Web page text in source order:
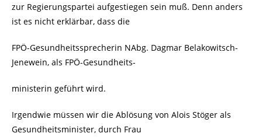
zur Regierungspartei aufgestiegen sein muß. Denn anders
ist es nicht erklärbar, dass die
FPÖ-Gesundheitssprecherin NAbg. Dagmar Belakowitsch-
Jenewein, als FPÖ-Gesundheits-
ministerin geführt wird.
Irgendwie müssen wir die Ablösung von Alois Stöger als
Gesundheitsminister, durch Frau